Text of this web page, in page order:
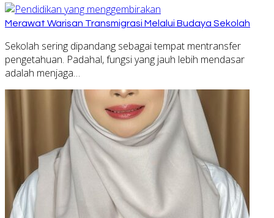
Merawat Warisan Transmigrasi Melalui Budaya Sekolah
Sekolah sering dipandang sebagai tempat mentransfer
pengetahuan. Padahal, fungsi yang jauh lebih mendasar
adalah menjaga…